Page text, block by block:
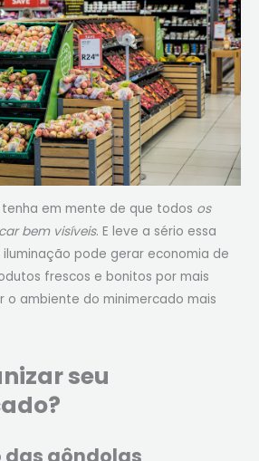
em mente de que todos os
bem visíveis. E leve a sério essa
pode gerar economia de
frescos e bonitos por mais
o ambiente do minimercado mais
seu